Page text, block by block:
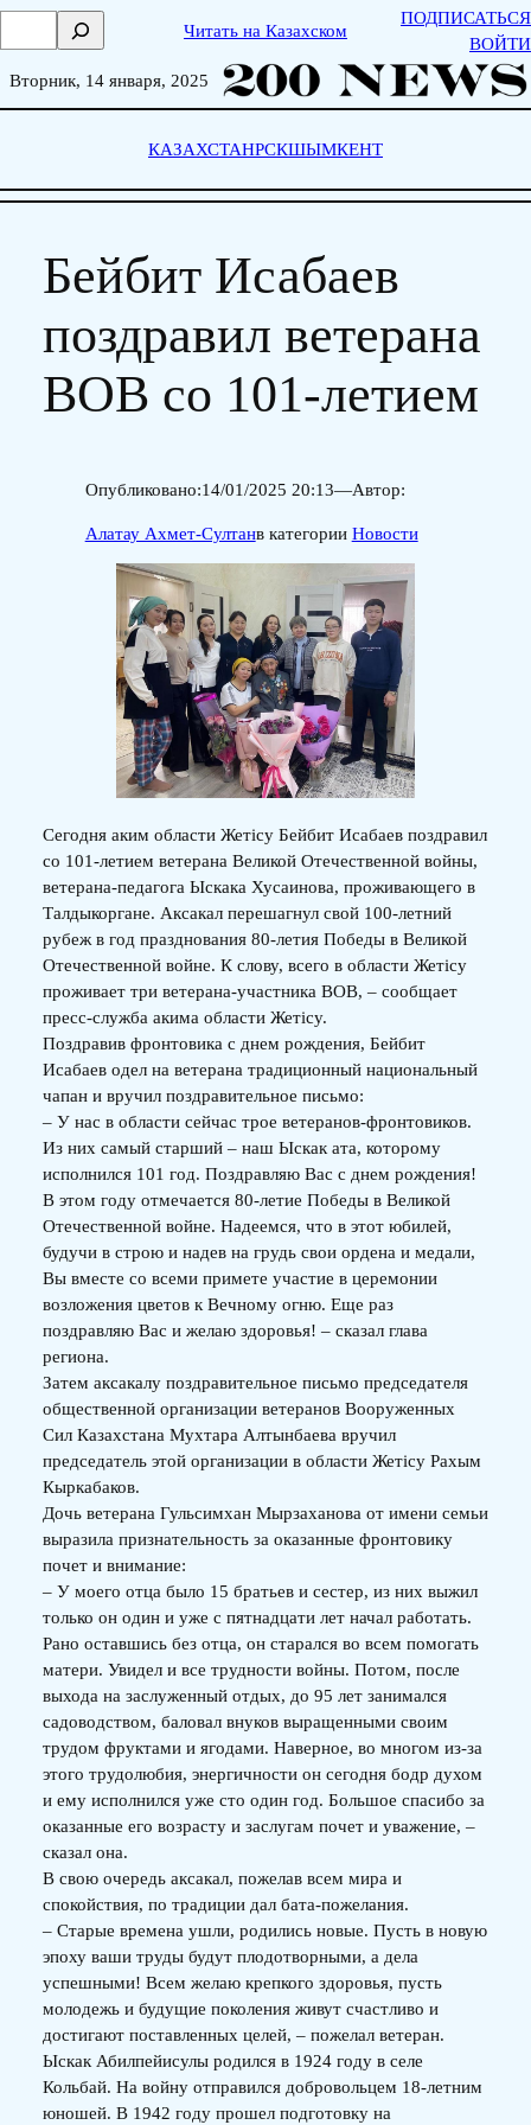
Skip
о
Читать на Казахском
ПОДПИСАТЬСЯ
ВОЙТИ
Вторник, 14 января, 2025
КАЗАХСТАНРСКШЫМКЕНТ
Бейбит Исабаев
поздравил ветерана
ВОВ со 101-летием
Опубликовано:14/01/2025 20:13—Автор:
Алатау Ахмет-Султанв категории Новости
Сегодня аким области Жетісу Бейбит Исабаев поздравил
со 101-летием ветерана Великой Отечественной войны,
ветерана-педагога Ыскака Хусаинова, проживающего в
Талдыкоргане. Аксакал перешагнул свой 100-летний
рубеж в год празднования 80-летия Победы в Великой
Отечественной войне. К слову, всего в области Жетісу
проживает три ветерана-участника ВОВ, – сообщает
пресс-служба акима области Жетісу.
Поздравив фронтовика с днем рождения, Бейбит
Исабаев одел на ветерана традиционный национальный
чапан и вручил поздравительное письмо:
– У нас в области сейчас трое ветеранов-фронтовиков.
Из них самый старший – наш Ыскак ата, которому
исполнился 101 год. Поздравляю Вас с днем рождения!
В этом году отмечается 80-летие Победы в Великой
Отечественной войне. Надеемся, что в этот юбилей,
будучи в строю и надев на грудь свои ордена и медали,
Вы вместе со всеми примете участие в церемонии
возложения цветов к Вечному огню. Еще раз
поздравляю Вас и желаю здоровья! – сказал глава
региона.
Затем аксакалу поздравительное письмо председателя
общественной организации ветеранов Вооруженных
Сил Казахстана Мухтара Алтынбаева вручил
председатель этой организации в области Жетісу Рахым
Кыркабаков.
Дочь ветерана Гульсимхан Мырзаханова от имени семьи
выразила признательность за оказанные фронтовику
почет и внимание:
– У моего отца было 15 братьев и сестер, из них выжил
только он один и уже с пятнадцати лет начал работать.
Рано оставшись без отца, он старался во всем помогать
матери. Увидел и все трудности войны. Потом, после
выхода на заслуженный отдых, до 95 лет занимался
садоводством, баловал внуков выращенными своим
трудом фруктами и ягодами. Наверное, во многом из-за
этого трудолюбия, энергичности он сегодня бодр духом
и ему исполнился уже сто один год. Большое спасибо за
оказанные его возрасту и заслугам почет и уважение, –
сказал она.
В свою очередь аксакал, пожелав всем мира и
спокойствия, по традиции дал бата-пожелания.
– Старые времена ушли, родились новые. Пусть в новую
эпоху ваши труды будут плодотворными, а дела
успешными! Всем желаю крепкого здоровья, пусть
молодежь и будущие поколения живут счастливо и
достигают поставленных целей, – пожелал ветеран.
Ыскак Абилпейисулы родился в 1924 году в селе
Кольбай. На войну отправился добровольцем 18-летним
юношей. В 1942 году прошел подготовку на